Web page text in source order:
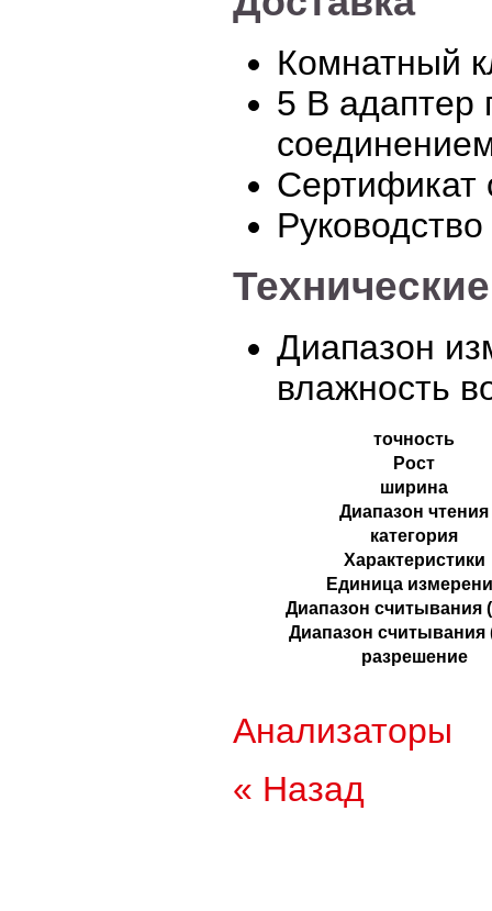
Комнатный
5 В адаптер
Сертификат
Диапазон
влажность
точность
Рост
ширина
Диапазон чтения
категория
Характеристики
Единица
Диапазон считывания
Диапазон считывания
разрешение
Анализаторы
« Назад